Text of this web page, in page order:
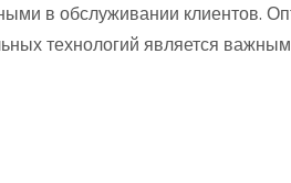
в обслуживании клиентов.
технологий является